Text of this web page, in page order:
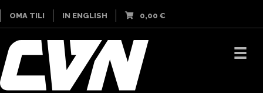
OMA TILI IN ENGLISH 0,00 €